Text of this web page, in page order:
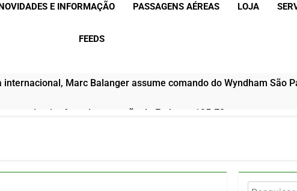
E INFORMAÇÃO PASSAGENS AÉREAS LOJA
FEEDS
internacional, Marc Balanger assume comando do Wyndham São
na primeira fase de operação do Embraer 195-E2
Região do Salto Caveiras atrai novos investimentos e